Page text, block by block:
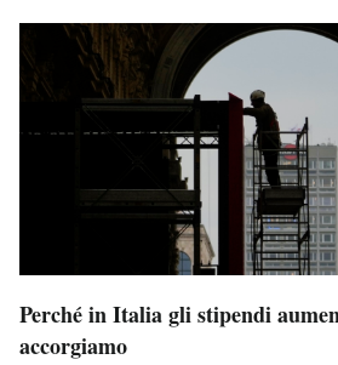
Perché in Italia gli stipendi
accorgiamo